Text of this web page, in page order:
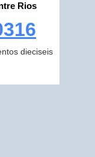
Rios
dieciseis